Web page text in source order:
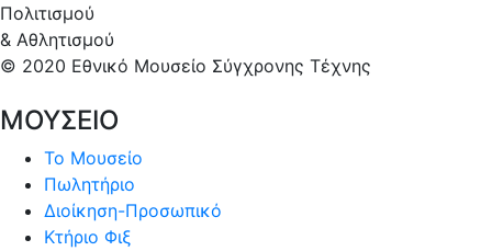
Πολιτισμού
& Αθλητισμού
© 2020 Εθνικό Μουσείο Σύγχρονης Τέχνης
ΜΟΥΣΕΙΟ
Το Μουσείο
Πωλητήριο
Διοίκηση-Προσωπικό
Κτήριο Φιξ